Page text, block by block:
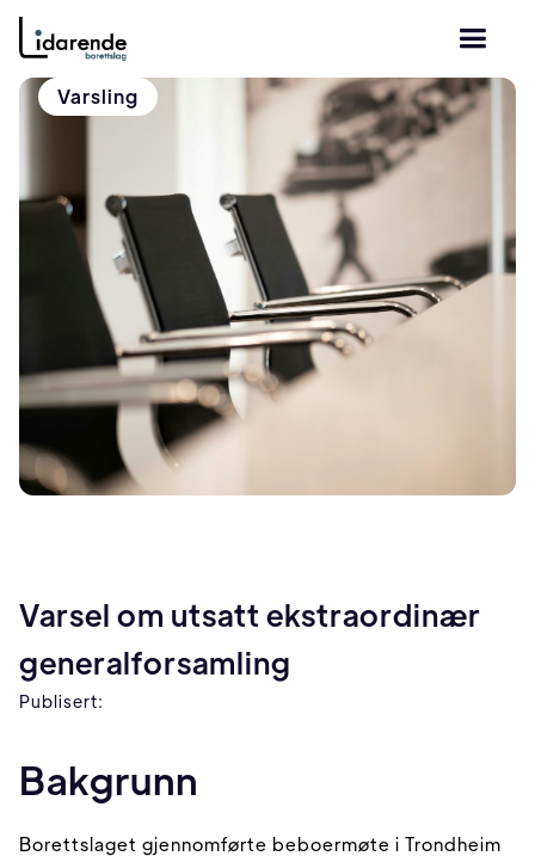
Varsling
Varsel om utsatt ekstraordinær
generalforsamling
Publisert:
Bakgrunn
Borettslaget gjennomførte beboermøte i Trondheim